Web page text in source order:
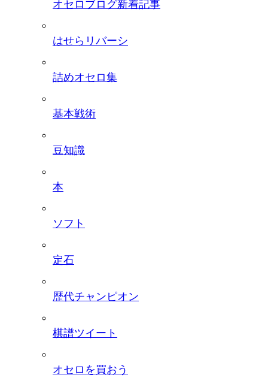
オセロブログ新着記事
はせらリバーシ
詰めオセロ集
基本戦術
豆知識
本
ソフト
定石
歴代チャンピオン
棋譜ツイート
オセロを買おう